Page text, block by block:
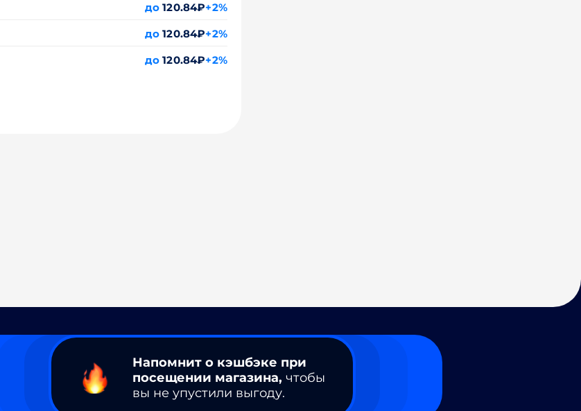
до 120.84₽+2%
до 120.84₽+2%
до 120.84₽+2%
Напомнит о кэшбэке при
посещении магазина, чтобы
вы не упустили выгоду.